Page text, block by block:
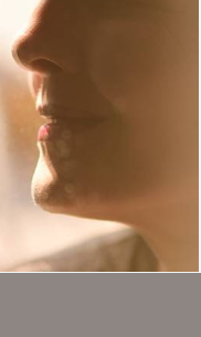
50